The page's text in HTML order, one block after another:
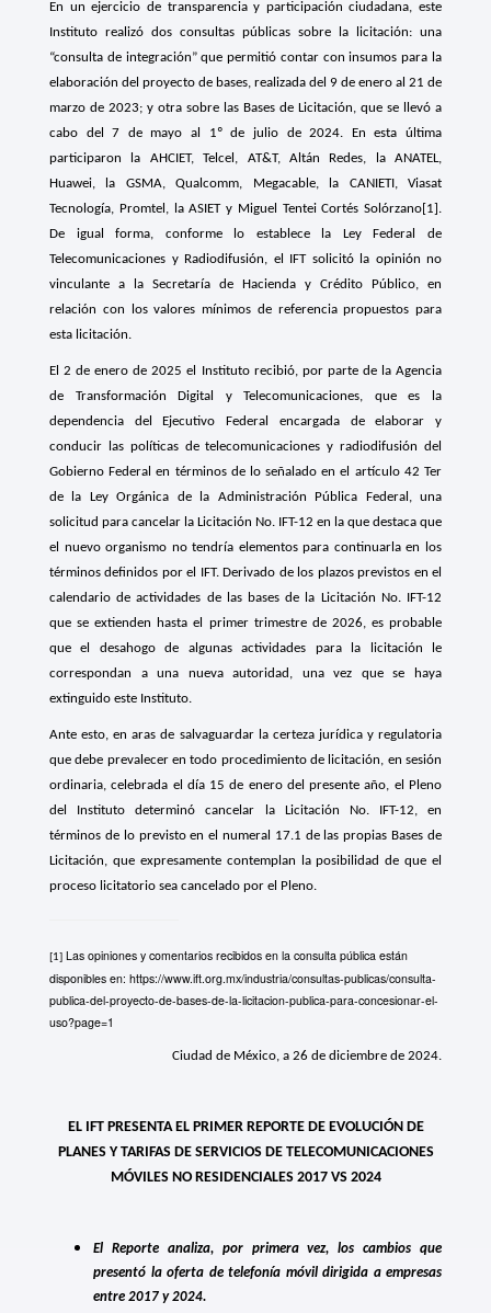
En un ejercicio de transparencia y participación ciudadana, este
Instituto realizó dos consultas públicas sobre la licitación: una
“consulta de integración” que permitió contar con insumos para la
elaboración del proyecto de bases, realizada del 9 de enero al 21 de
marzo de 2023; y otra sobre las Bases de Licitación, que se llevó a
cabo del 7 de mayo al 1º de julio de 2024. En esta última
participaron la AHCIET, Telcel, AT&T, Altán Redes, la ANATEL,
Huawei, la GSMA, Qualcomm, Megacable, la CANIETI, Viasat
Tecnología, Promtel, la ASIET y Miguel Tentei Cortés Solórzano[1] .
De igual forma, conforme lo establece la Ley Federal de
Telecomunicaciones y Radiodifusión, el IFT solicitó la opinión no
vinculante a la Secretaría de Hacienda y Crédito Público, en
relación con los valores mínimos de referencia propuestos para
esta licitación.
El 2 de enero de 2025 el Instituto recibió, por parte de la Agencia
de Transformación Digital y Telecomunicaciones, que es la
dependencia del Ejecutivo Federal encargada de elaborar y
conducir las políticas de telecomunicaciones y radiodifusión del
Gobierno Federal en términos de lo señalado en el artículo 42 Ter
de la Ley Orgánica de la Administración Pública Federal, una
solicitud para cancelar la Licitación No. IFT-12 en la que destaca que
el nuevo organismo no tendría elementos para continuarla en los
términos definidos por el IFT. Derivado de los plazos previstos en el
calendario de actividades de las bases de la Licitación No. IFT-12
que se extienden hasta el primer trimestre de 2026, es probable
que el desahogo de algunas actividades para la licitación le
correspondan a una nueva autoridad, una vez que se haya
extinguido este Instituto.
Ante esto, en aras de salvaguardar la certeza jurídica y regulatoria
que debe prevalecer en todo procedimiento de licitación, en sesión
ordinaria, celebrada el día 15 de enero del presente año, el Pleno
del Instituto determinó cancelar la Licitación No. IFT-12, en
términos de lo previsto en el numeral 17.1 de las propias Bases de
Licitación, que expresamente contemplan la posibilidad de que el
proceso licitatorio sea cancelado por el Pleno.
[1] Las opiniones y comentarios recibidos en la consulta pública están
disponibles en: https://www.ift.org.mx/industria/consultas-publicas/consulta-
publica-del-proyecto-de-bases-de-la-licitacion-publica-para-concesionar-el-
uso?page=1
Ciudad de México, a 26 de diciembre de 2024.
EL IFT PRESENTA EL PRIMER REPORTE DE EVOLUCIÓN DE
PLANES Y TARIFAS DE SERVICIOS DE TELECOMUNICACIONES
MÓVILES NO RESIDENCIALES 2017 VS 2024
El Reporte analiza, por primera vez, los cambios que
presentó la oferta de telefonía móvil dirigida a empresas
entre 2017 y 2024.